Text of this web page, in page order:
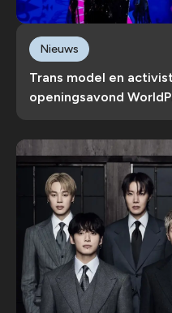
Trans model en
openingsavond
Nieuws